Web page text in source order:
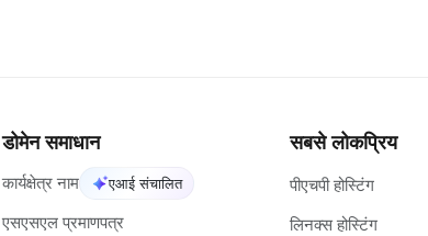
डोमेन समाधान
कार्यक्षेत्र नाम एआई संचालित
एसएसएल प्रमाणपत्र
सबसे लोकप्रिय
पीएचपी होस्टिंग
लिनक्स होस्टिंग